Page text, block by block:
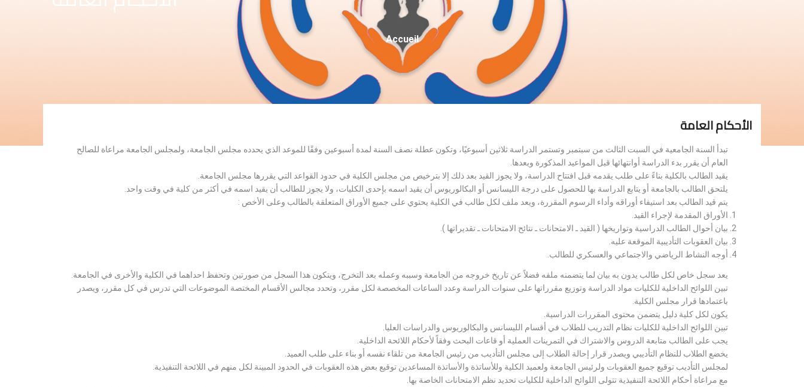
Fil
D'Ariane
Accueil
الأحكام العامة
تبدأ السنة الجامعية في السبت الثالث من سبتمبر وتستمر الدراسة ثلاثين أسبوعيًا، وتكون عطلة نصف السنة لمدة أسبوعين وفقًا للموعد الذي يحدده مجلس الجامعة، ولمجلس الجامعة مراعاة للصالح
العام أن يقرر بدء الدراسة أوانتهائها قبل المواعيد المذكورة وبعدها.
يقيد الطالب بالكلية بناءً على طلب يقدمه قبل افتتاح الدراسة، ولا يجوز القيد بعد ذلك إلا بترخيص من مجلس الكلية في حدود القواعد التي يقررها مجلس الجامعة.
يلتحق الطالب بالجامعة أو يتابع الدراسة بها للحصول على درجة الليسانس أو البكالوريوس أن يقيد اسمه بإحدى الكليات، ولا يجوز للطالب أن يقيد اسمه في أكثر من كلية في وقت واحد.
يتم قيد الطالب بعد استيفاء أوراقه وأداء الرسوم المقررة، ويعد ملف لكل طالب في الكلية يحتوي على جميع الأوراق المتعلقة بالطالب وعلى الأخص :
الأوراق المقدمة لإجراء القيد.
بيان أحوال الطالب الدراسية وتواريخها ( القيد ـ الامتحانات ـ نتائح الامتحانات ـ تقديراتها ).
بيان العقوبات التأديبية الموقعة عليه.
أوجه النشاط الرياضي والاجتماعي والعسكري للطالب.
يعد سجل خاص لكل طالب يدون به بيان لما يتضمنه ملفه فضلاً عن تاريخ خروجه من الجامعة وسببه وعمله بعد التخرج، ويتكون هذا السجل من صورتين وتحفظ احداهما في الكلية والأخرى في الجامعة.
تبين اللوائح الداخلية للكليات مواد الدراسة وتوزيع مقرراتها على سنوات الدراسة وعدد الساعات المخصصة لكل مقرر، وتحدد مجالس الأقسام المختصة الموضوعات التي تدرس في كل مقرر، ويصدر
باعتمادها قرار مجلس الكلية.
يكون لكل كلية دليل يتضمن محتوى المقررات الدراسية.
تبين اللوائح الداخلية للكليات نظام التدريب للطلاب في أقسام الليسانس والبكالوريوس والدراسات العليا.
يجب على الطالب متابعة الدروس والاشتراك في التمرينات العملية أو قاعات البحث وفقاً لأحكام اللائحة الداخلية.
يخضع الطلاب للنظام التأديبي ويصدر قرار إحالة الطلاب إلى مجلس التأديب من رئيس الجامعة من تلقاء نفسه أو بناء على طلب العميد.
لمجلس التأديب توقيع جميع العقوبات ولرئيس الجامعة ولعميد الكلية وللأساتذة والأساتذة المساعدين توقيع بعض هذه العقوبات في الحدود المبينة لكل منهم في اللائحة التنفيذية.
مع مراعاة أحكام اللائحة التنفيذية تتولى اللوائح الداخلية للكليات تحديد نظم الامتحانات الخاصة بها.